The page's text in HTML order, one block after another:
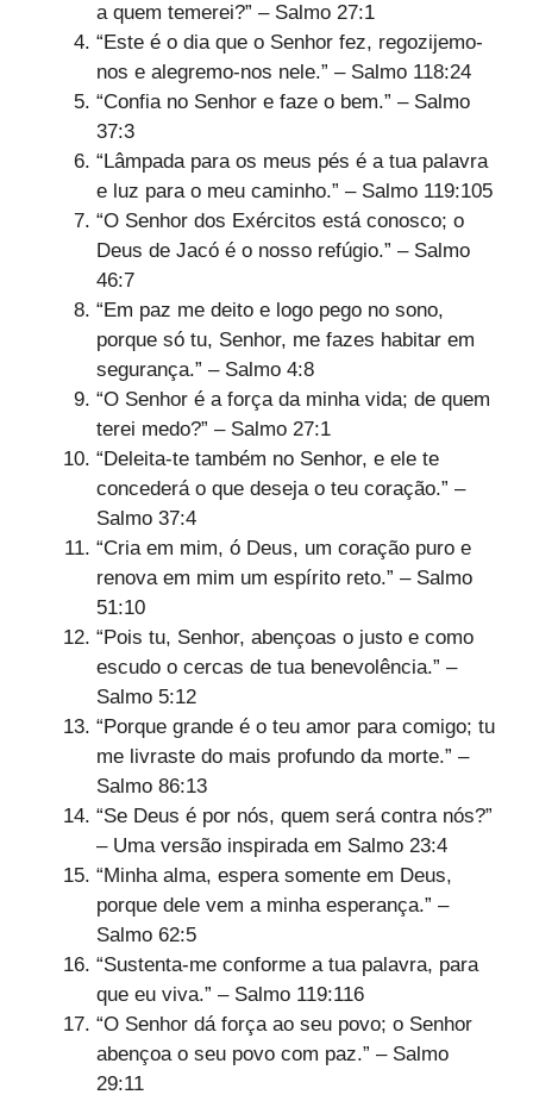
a quem temerei?” – Salmo 27:1
“Este é o dia que o Senhor fez, regozijemo-
nos e alegremo-nos nele.” – Salmo 118:24
“Confia no Senhor e faze o bem.” – Salmo
37:3
“Lâmpada para os meus pés é a tua palavra
e luz para o meu caminho.” – Salmo 119:105
“O Senhor dos Exércitos está conosco; o
Deus de Jacó é o nosso refúgio.” – Salmo
46:7
“Em paz me deito e logo pego no sono,
porque só tu, Senhor, me fazes habitar em
segurança.” – Salmo 4:8
“O Senhor é a força da minha vida; de quem
terei medo?” – Salmo 27:1
“Deleita-te também no Senhor, e ele te
concederá o que deseja o teu coração.” –
Salmo 37:4
“Cria em mim, ó Deus, um coração puro e
renova em mim um espírito reto.” – Salmo
51:10
“Pois tu, Senhor, abençoas o justo e como
escudo o cercas de tua benevolência.” –
Salmo 5:12
“Porque grande é o teu amor para comigo; tu
me livraste do mais profundo da morte.” –
Salmo 86:13
“Se Deus é por nós, quem será contra nós?”
– Uma versão inspirada em Salmo 23:4
“Minha alma, espera somente em Deus,
porque dele vem a minha esperança.” –
Salmo 62:5
“Sustenta-me conforme a tua palavra, para
que eu viva.” – Salmo 119:116
“O Senhor dá força ao seu povo; o Senhor
abençoa o seu povo com paz.” – Salmo
29:11